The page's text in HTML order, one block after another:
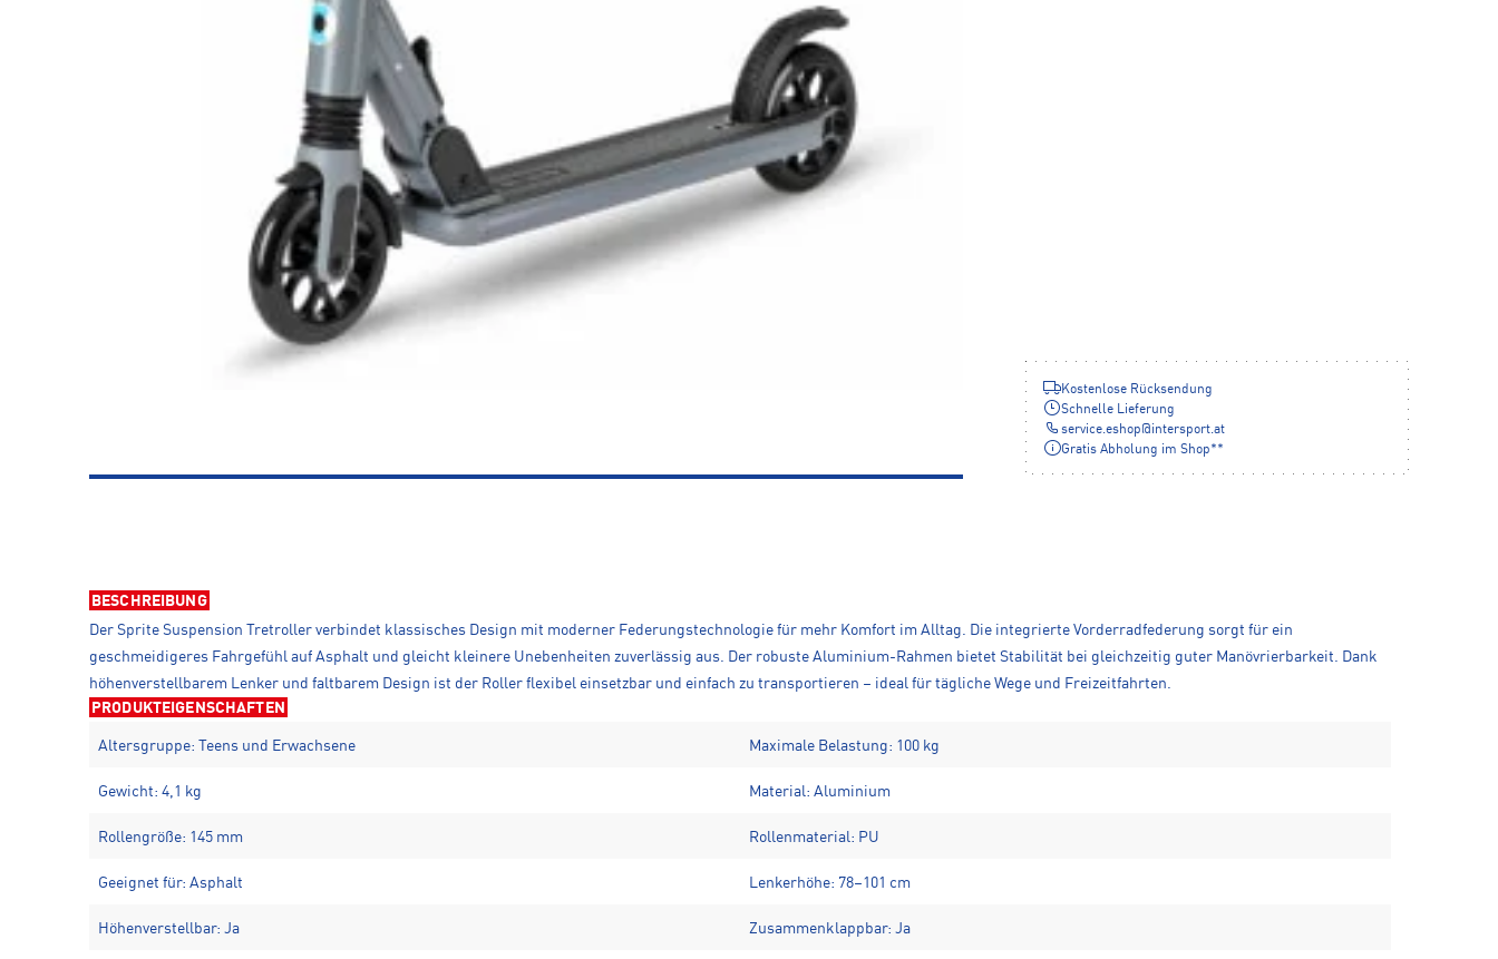
Kostenlose Rücksendung
Schnelle Lieferung
service.eshop@intersport.at
Gratis Abholung im Shop**
BESCHREIBUNG
Der Sprite Suspension Tretroller verbindet klassisches Design mit moderner Federungstechnologie für mehr Komfort im Alltag. Die integrierte Vorderradfederung sorgt für ein
geschmeidigeres Fahrgefühl auf Asphalt und gleicht kleinere Unebenheiten zuverlässig aus. Der robuste Aluminium-Rahmen bietet Stabilität bei gleichzeitig guter Manövrierbarkeit. Dank
höhenverstellbarem Lenker und faltbarem Design ist der Roller flexibel einsetzbar und einfach zu transportieren – ideal für tägliche Wege und Freizeitfahrten.
PRODUKTEIGENSCHAFTEN
Altersgruppe: Teens und Erwachsene Maximale Belastung: 100 kg
Gewicht: 4,1 kg Material: Aluminium
Rollengröße: 145 mm Rollenmaterial: PU
Geeignet für: Asphalt Lenkerhöhe: 78–101 cm
Höhenverstellbar: Ja Zusammenklappbar: Ja